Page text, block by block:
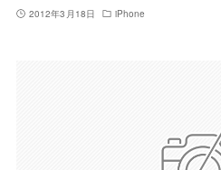
2012年3月18日 iPhone